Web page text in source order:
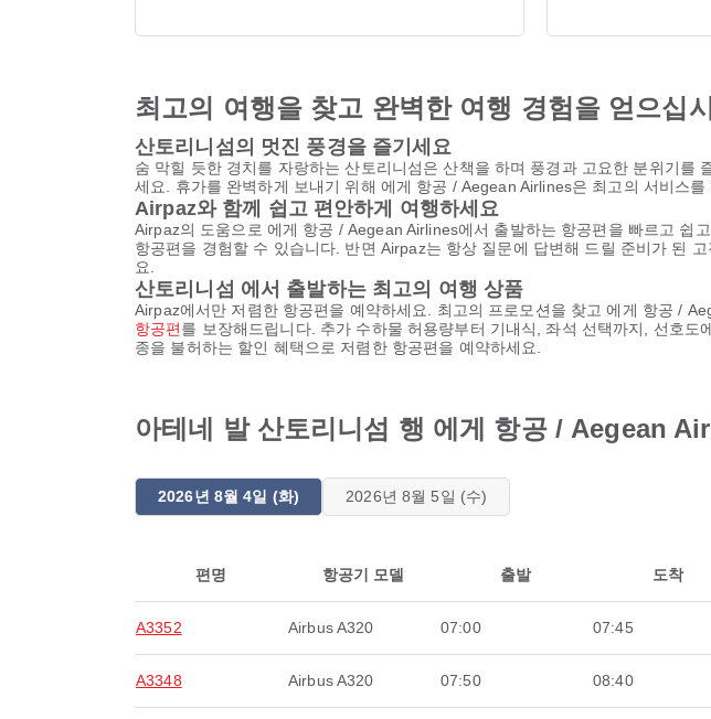
최고의 여행을 찾고 완벽한 여행 경험을 얻으십
산토리니섬의 멋진 풍경을 즐기세요
숨 막힐 듯한 경치를 자랑하는 산토리니섬은 산책을 하며 풍경과 고요한 분위기
세요. 휴가를 완벽하게 보내기 위해 에게 항공 / Aegean Airlines은 최고의 서비스
Airpaz와 함께 쉽고 편안하게 여행하세요
Airpaz의 도움으로 에게 항공 / Aegean Airlines에서 출발하는 항공편을 빠르고 쉽
항공편을 경험할 수 있습니다. 반면 Airpaz는 항상 질문에 답변해 드릴 준비가 된
요.
산토리니섬 에서 출발하는 최고의 여행 상품
Airpaz에서만 저렴한 항공편을 예약하세요. 최고의 프로모션을 찾고 에게 항공 /
항공편를 보장해드립니다. 추가 수하물 허용량부터 기내식, 좌석 선택까지, 선호
종을 불허하는 할인 혜택으로 저렴한 항공편을 예약하세요.
아테네 발 산토리니섬 행 에게 항공 / Aegean
2026년 8월 4일 (화) 2026년 8월 5일 (수)
편명 항공기 모델 출발 도착
A3352 Airbus A320 07:00 07:45
A3348 Airbus A320 07:50 08:40